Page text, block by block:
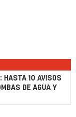
HASTA 10 AVISOS
DE AGUA Y